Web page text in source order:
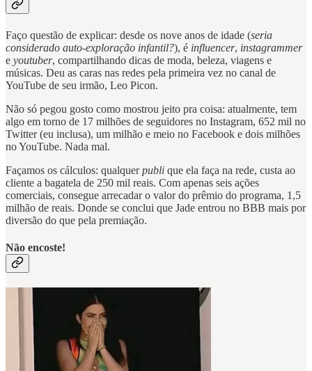
Faço questão de explicar: desde os nove anos de idade (seria
considerado auto-exploração infantil?), é influencer, instagrammer
e youtuber, compartilhando dicas de moda, beleza, viagens e
músicas. Deu as caras nas redes pela primeira vez no canal de
YouTube de seu irmão, Leo Picon.
Não só pegou gosto como mostrou jeito pra coisa: atualmente, tem
algo em torno de 17 milhões de seguidores no Instagram, 652 mil no
Twitter (eu inclusa), um milhão e meio no Facebook e dois milhões
no YouTube. Nada mal.
Façamos os cálculos: qualquerpubli que ela faça na rede, custa ao
cliente a bagatela de 250 mil reais. Com apenas seis ações
comerciais, consegue arrecadar o valor do prêmio do programa, 1,5
milhão de reais. Donde se conclui que Jade entrou no BBB mais por
diversão do que pela premiação.
Não encoste!